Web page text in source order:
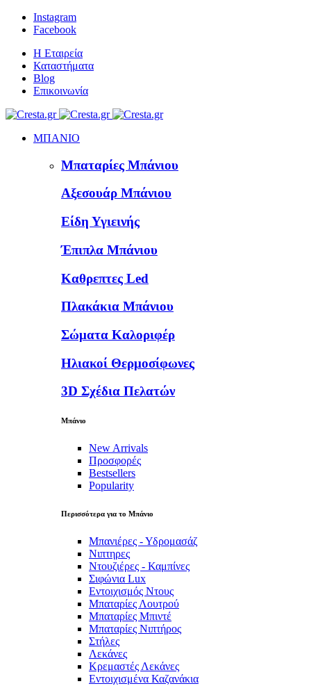
Instagram
Facebook
Η Εταιρεία
Καταστήματα
Blog
Επικοινωνία
ΜΠΑΝΙΟ
Μπαταρίες Μπάνιου
Αξεσουάρ Μπάνιου
Είδη Υγιεινής
Έπιπλα Μπάνιου
Καθρεπτες Led
Πλακάκια Μπάνιου
Σώματα Καλοριφέρ
Ηλιακοί Θερμοσίφωνες
3D Σχέδια Πελατών
Μπάνιο
New Arrivals
Προσφορές
Bestsellers
Popularity
Περισσότερα για το Μπάνιο
Μπανιέρες - Υδρομασάζ
Νιπτηρες
Ντουζιέρες - Καμπίνες
Σιφώνια Lux
Εντοιχισμός Ντους
Μπαταρίες Λουτρού
Μπαταρίες Μπιντέ
Μπαταρίες Νιπτήρος
Στήλες
Λεκάνες
Κρεμαστές Λεκάνες
Εντοιχισμένα Καζανάκια